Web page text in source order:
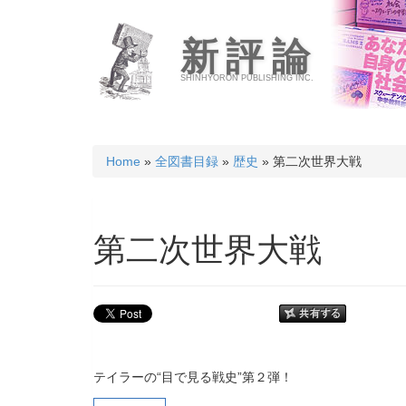
新評論
SHINHYORON PUBLISHING INC.
Home » 全図書目録 » 歴史 » 第二次世界大戦
第二次世界大戦
テイラーの“目で見る戦史”第２弾！